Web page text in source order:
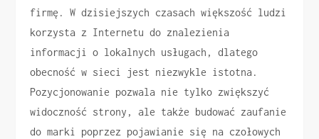
firmę. W dzisiejszych czasach większość ludzi
korzysta z Internetu do znalezienia
informacji o lokalnych usługach, dlatego
obecność w sieci jest niezwykle istotna.
Pozycjonowanie pozwala nie tylko zwiększyć
widoczność strony, ale także budować zaufanie
do marki poprzez pojawianie się na czołowych